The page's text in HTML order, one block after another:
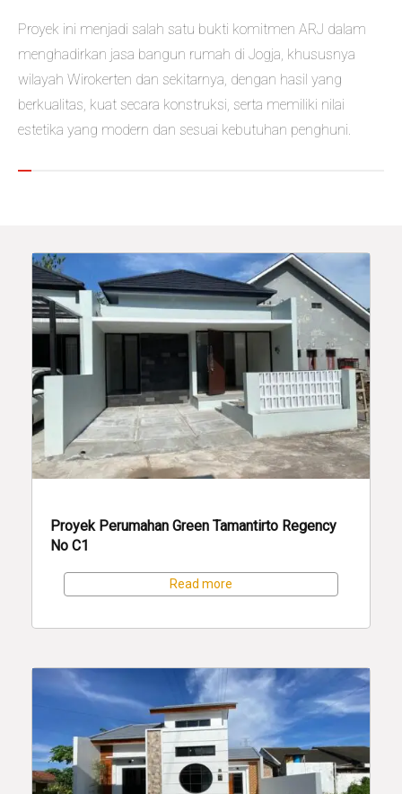
Proyek ini menjadi salah satu bukti komitmen ARJ dalam
menghadirkan jasa bangun rumah di Jogja, khususnya
wilayah Wirokerten dan sekitarnya, dengan hasil yang
berkualitas, kuat secara konstruksi, serta memiliki nilai
estetika yang modern dan sesuai kebutuhan penghuni.
Proyek Perumahan Green Tamantirto Regency
No C1
Read more